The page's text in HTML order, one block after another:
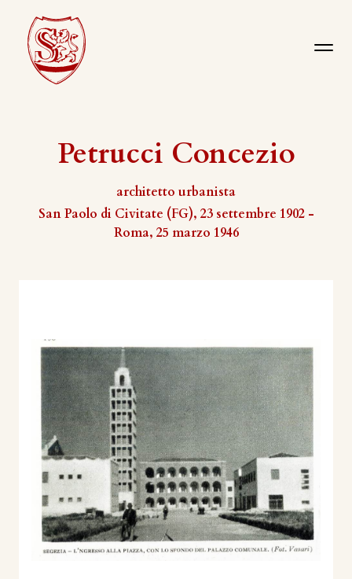
Petrucci Concezio
architetto urbanista
San Paolo di Civitate (FG), 23 settembre 1902 -
Roma, 25 marzo 1946